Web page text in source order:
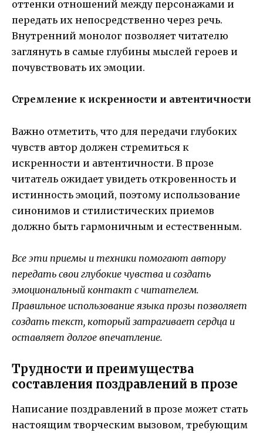
оттенки отношений между персонажами и
передать их непосредственно через речь.
Внутренний монолог позволяет читателю
заглянуть в самые глубины мыслей героев и
почувствовать их эмоции.
Стремление к искренности и автентичности
Важно отметить, что для передачи глубоких
чувств автор должен стремиться к
искренности и автентичности. В прозе
читатель ожидает увидеть откровенность и
истинность эмоций, поэтому использование
синонимов и стилистических приемов
должно быть гармоничным и естественным.
Все эти приемы и техники помогают автору
передать свои глубокие чувства и создать
эмоциональный контакт с читателем.
Правильное использование языка прозы позволяет
создать текст, который затрагивает сердца и
оставляет долгое впечатление.
Трудности и преимущества
составления поздравлений в прозе
Написание поздравлений в прозе может стать
настоящим творческим вызовом, требующим